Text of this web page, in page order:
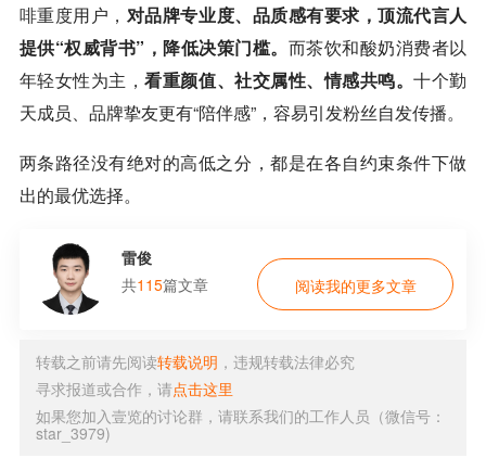
啡重度用户， 对品牌专业度、品质感有要求，顶流代言人
提供“权威背书”，降低决策门槛。 而茶饮和酸奶消费者以
年轻女性为主，看重颜值、社交属性、情感共鸣。十个勤
天成员、品牌挚友更有“陪伴感”，容易引发粉丝自发传播。
两条路径没有绝对的高低之分，都是在各自约束条件下做
出的最优选择。
雷俊
共115篇文章 阅读我的更多文章
转载之前请先阅读转载说明 ，违规转载法律必究
寻求报道或合作，请点击这里
如果您加入壹览的讨论群，请联系我们的工作人员（微信号：
star_3979)